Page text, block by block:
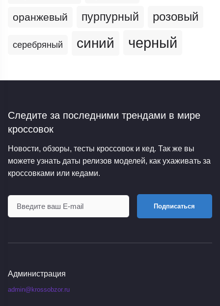
оранжевый пурпурный розовый
серебряный синий черный
Следите за последними трендами в мире
кроссовок
Новости, обзоры, тесты кроссовок и кед. Так же вы
можете узнать даты релизов моделей, как ухаживать за
кроссовками или кедами.
Подписаться
Администрация
admin@krossobzor.ru